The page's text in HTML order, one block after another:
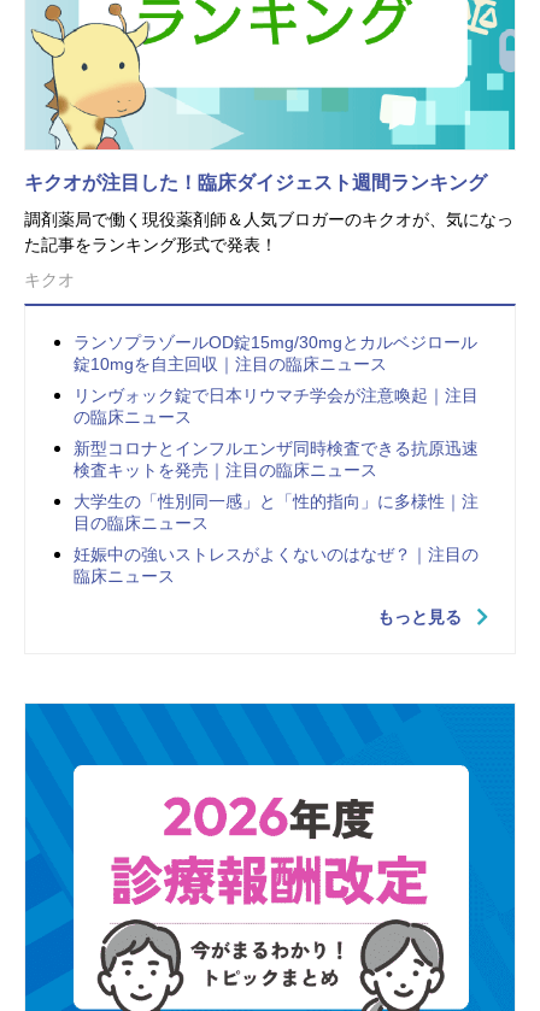
キクオが注目した！臨床ダイジェスト週間ランキング
調剤薬局で働く現役薬剤師＆人気ブロガーのキクオが、気になっ
た記事をランキング形式で発表！
キクオ
ランソプラゾールOD錠15mg/30mgとカルベジロール
錠10mgを自主回収｜注目の臨床ニュース
リンヴォック錠で日本リウマチ学会が注意喚起｜注目
の臨床ニュース
新型コロナとインフルエンザ同時検査できる抗原迅速
検査キットを発売｜注目の臨床ニュース
大学生の「性別同一感」と「性的指向」に多様性｜注
目の臨床ニュース
妊娠中の強いストレスがよくないのはなぜ？｜注目の
臨床ニュース
もっと見る